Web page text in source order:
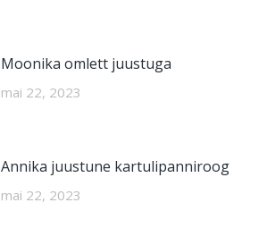
Moonika omlett juustuga
mai 22, 2023
Annika juustune kartulipanniroog
mai 22, 2023